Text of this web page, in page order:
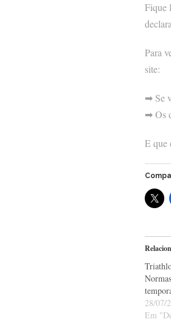
Fique
Para
site:
➡ Se
➡ Os
E que
28/07/
Em